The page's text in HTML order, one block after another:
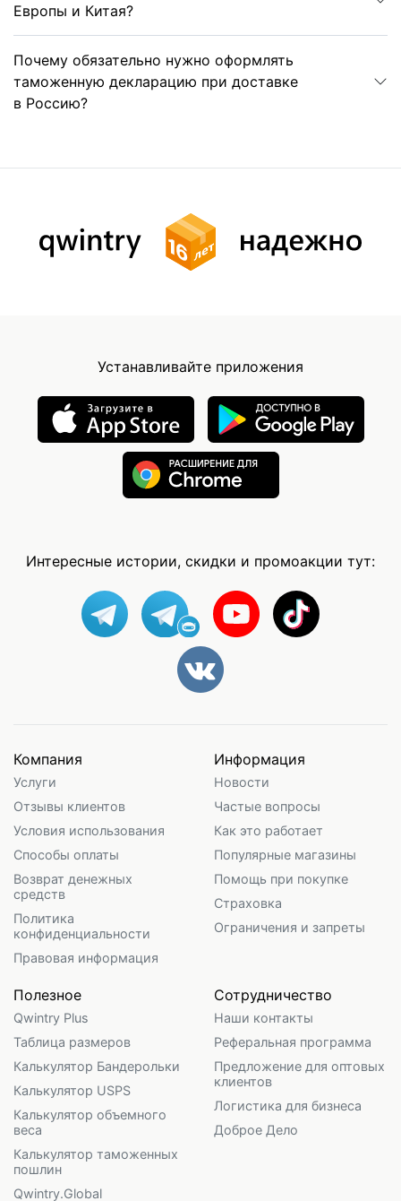
Европы и Китая?
Почему обязательно нужно оформлять
таможенную декларацию при доставке
в Россию?
Устанавливайте приложения
Интересные истории, скидки и промоакции тут:
Компания
Услуги
Отзывы клиентов
Условия использования
Способы оплаты
Возврат денежных
средств
Политика
конфиденциальности
Правовая информация
Информация
Новости
Частые вопросы
Как это работает
Популярные магазины
Помощь при покупке
Страховка
Ограничения и запреты
Полезное
Qwintry Plus
Таблица размеров
Калькулятор Бандерольки
Калькулятор USPS
Калькулятор объемного
веса
Калькулятор таможенных
пошлин
Qwintry.Global
Сотрудничество
Наши контакты
Реферальная программа
Предложение для оптовых
клиентов
Логистика для бизнеса
Доброе Дело